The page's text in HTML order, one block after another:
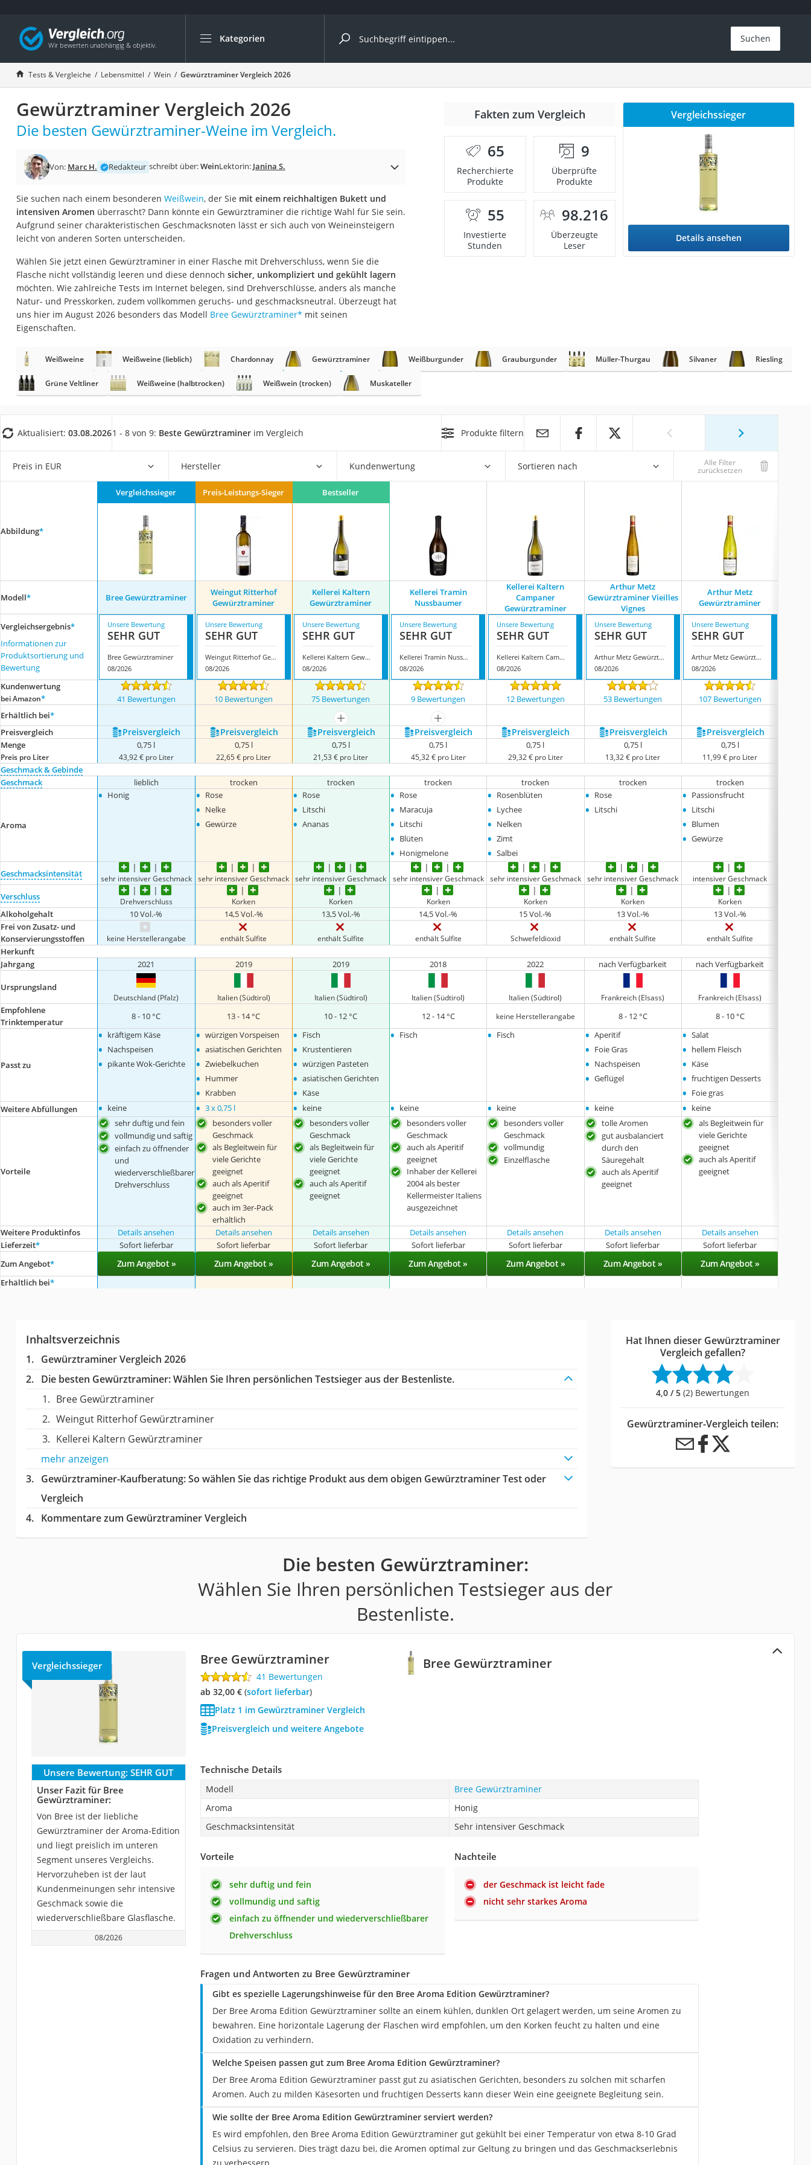
Kategorien
Die beliebtesten Vergleiche nach Kategorie
Lebensmittel
Schwarzkümmelöl
Knäckebrot
Schwarzkümmelöl-Kapseln
Eiklar
Balsamico-Essig
Schwarzkümmelöl bio
Honig
Gemüsebrühe
Eiskaffee-Pulver
Irischer Whiskey
Matcha-Set
MCT-Öl
Erythrit
Service
Suchen
Tests & Vergleiche Lebensmittel Wein Gewürztraminer Vergleich 2026
Gewürztraminer Vergleich 2026
Die besten Gewürztraminer-Weine im Vergleich.
Von: Marc H. Redakteur schreibt über:WeinLektorin: Janina S.
Sie suchen nach einem besonderen Weißwein, der Sie mit einem reichhaltigen Bukett und
intensiven Aromen überrascht? Dann könnte ein Gewürztraminer die richtige Wahl für Sie sein.
Aufgrund seiner charakteristischen Geschmacksnoten lässt er sich auch von Weineinsteigern
leicht von anderen Sorten unterscheiden.
Wählen Sie jetzt einen Gewürztraminer in einer Flasche mit Drehverschluss, wenn Sie die
Flasche nicht vollständig leeren und diese dennoch sicher, unkompliziert und gekühlt lagern
möchten. Wie zahlreiche Tests im Internet belegen, sind Drehverschlüsse, anders als manche
Natur- und Presskorken, zudem vollkommen geruchs- und geschmacksneutral. Überzeugt hat
uns hier im August 2026 besonders das Modell Bree Gewürztraminer* mit seinen
Eigenschaften.
Fakten zum Vergleich
65
Recherchierte
Produkte
9
Überprüfte
Produkte
55
Investierte
Stunden
98.216
Überzeugte
Leser
Vergleichssieger
Details ansehen
Weißweine Weißweine (lieblich) Chardonnay Gewürztraminer Weißburgunder Grauburgunder Müller-Thurgau Silvaner Riesling
Grüne Veltliner Weißweine (halbtrocken) Weißwein (trocken) Muskateller
Aktualisiert: 03.08.20261 - 8 von 9: Beste Gewürztraminer im Vergleich Produkte filtern
Preis in EUR Hersteller Kundenwertung Sortieren nach Alle Filter
zurücksetzen
Abbildung*
Vergleichssieger Preis-Leistungs-Sieger Bestseller
Modell* Bree Gewürztraminer
Weingut Ritterhof
Gewürztraminer
Kellerei Kaltern
Gewürztraminer
Kellerei Tramin
Nussbaumer
Kellerei Kaltern
Campaner
Gewürztraminer
Arthur Metz
Gewürztraminer Vieilles
Vignes
Arthur Metz
Gewürztraminer
Vergleichsergebnis*
Informationen zur
Produktsortierung und
Bewertung
Unsere Bewertung
SEHR GUT
Bree Gewürztraminer
08/2026
Unsere Bewertung
SEHR GUT
Weingut Ritterhof Gewürztraminer
08/2026
Unsere Bewertung
SEHR GUT
Kellerei Kaltern Gewürztraminer
08/2026
Unsere Bewertung
SEHR GUT
Kellerei Tramin Nussbaumer
08/2026
Unsere Bewertung
SEHR GUT
Kellerei Kaltern Campaner Gewürztraminer
08/2026
Unsere Bewertung
SEHR GUT
Arthur Metz Gewürztraminer Vieilles Vignes
08/2026
Unsere Bewertung
SEHR GUT
Arthur Metz Gewürztraminer
08/2026
Kundenwertung
bei Amazon* 41 Bewertungen 10 Bewertungen 75 Bewertungen 9 Bewertungen 12 Bewertungen 53 Bewertungen 107 Bewertungen
Erhältlich bei*
mehr anzeigen
mehr anzeigen
Preis­vergleich
Preis­vergleich Preis­vergleich Preis­vergleich Preis­vergleich Preis­vergleich Preis­vergleich Preis­vergleich
Menge
Preis pro Liter
0,75 l
43,92 € pro Liter
0,75 l
22,65 € pro Liter
0,75 l
21,53 € pro Liter
0,75 l
45,32 € pro Liter
0,75 l
29,32 € pro Liter
0,75 l
13,32 € pro Liter
0,75 l
11,99 € pro Liter
Geschmack & Gebinde
Geschmack
lieblich trocken trocken trocken trocken trocken trocken
Aroma
• Honig • Rose
• Nelke
• Gewürze
• Rose
• Litschi
• Ananas
• Rose
• Maracuja
• Litschi
• Blüten
• Honigmelone
• Rosenblüten
• Lychee
• Nelken
• Zimt
• Salbei
• Rose
• Litschi
• Passionsfrucht
• Litschi
• Blumen
• Gewürze
Geschmacksintensität sehr intensiver Geschmack sehr intensiver Geschmack sehr intensiver Geschmack sehr intensiver Geschmack sehr intensiver Geschmack sehr intensiver Geschmack intensiver Geschmack
Verschluss Drehverschluss Korken Korken Korken Korken Korken Korken
Alkoholgehalt 10 Vol.-% 14,5 Vol.-% 13,5 Vol.-% 14,5 Vol.-% 15 Vol.-% 13 Vol.-% 13 Vol.-%
Frei von Zusatz- und
Konservierungsstoffen
keine Herstellerangabe enthält Sulfite enthält Sulfite enthält Sulfite Schwefeldioxid enthält Sulfite enthält Sulfite
Herkunft
Jahrgang
2021 2019 2019 2018 2022 nach Verfügbarkeit nach Verfügbarkeit
Ursprungsland
Deutschland (Pfalz) Italien (Südtirol) Italien (Südtirol) Italien (Südtirol) Italien (Südtirol) Frankreich (Elsass) Frankreich (Elsass)
Empfohlene
Trinktemperatur
8 - 10 °C 13 - 14 °C 10 - 12 °C 12 - 14 °C keine Herstellerangabe 8 - 12 °C 8 - 10 °C
Passt zu
• kräftigem Käse
• Nachspeisen
• pikante Wok-Gerichte
• würzigen Vorspeisen
• asiatischen Gerichten
• Zwiebelkuchen
• Hummer
• Krabben
• Fisch
• Krustentieren
• würzigen Pasteten
• asiatischen Gerichten
• Käse
• Fisch • Fisch • Aperitif
• Foie Gras
• Nachspeisen
• Geflügel
• Salat
• hellem Fleisch
• Käse
• fruchtigen Desserts
• Foie gras
Weitere Abfüllungen • keine • 3 x 0,75 l • keine • keine • keine • keine • keine
Vorteile
sehr duftig und fein
vollmundig und saftig
einfach zu öffnender
und
wiederverschließbarer
Drehverschluss
besonders voller
Geschmack
als Begleitwein für
viele Gerichte
geeignet
auch als Aperitif
geeignet
auch im 3er-Pack
erhältlich
besonders voller
Geschmack
als Begleitwein für
viele Gerichte
geeignet
auch als Aperitif
geeignet
besonders voller
Geschmack
auch als Aperitif
geeignet
Inhaber der Kellerei
2004 als bester
Kellermeister Italiens
ausgezeichnet
besonders voller
Geschmack
vollmundig
Einzelflasche
tolle Aromen
gut ausbalanciert
durch den
Säuregehalt
auch als Aperitif
geeignet
als Begleitwein für
viele Gerichte
geeignet
auch als Aperitif
geeignet
Weitere Produktinfos Details ansehen Details ansehen Details ansehen Details ansehen Details ansehen Details ansehen
Details ansehen
Lieferzeit* Sofort lieferbar Sofort lieferbar Sofort lieferbar Sofort lieferbar Sofort lieferbar Sofort lieferbar Sofort lieferbar
Zum Angebot* Zum Angebot » Zum Angebot » Zum Angebot » Zum Angebot » Zum Angebot » Zum Angebot » Zum Angebot »
Erhältlich bei*
Inhaltsverzeichnis
Gewürztraminer Vergleich 2026
Die besten Gewürztraminer:Wählen Sie Ihren persönlichen Testsieger aus der Bestenliste.
Bree Gewürztraminer
Weingut Ritterhof Gewürztraminer
Kellerei Kaltern Gewürztraminer
mehr anzeigen
Gewürztraminer-Kaufberatung: So wählen Sie das richtige Produkt aus dem obigen Gewürztraminer Test oder
Vergleich
Kommentare zum Gewürztraminer Vergleich
Hat Ihnen dieser Gewürztraminer
Vergleich gefallen?
4,0 / 5 (2) Bewertungen
Gewürztraminer-Vergleich teilen:
Die besten Gewürztraminer:
Wählen Sie Ihren persönlichen Testsieger aus der
Bestenliste.
Bree Gewürztraminer
Vergleichssieger Bree Gewürztraminer
41 Bewertungen
ab 32,00 €( Sofort lieferbar)
Platz 1 im Gewürztraminer Vergleich
Preisvergleich und weitere Angebote
Unsere Bewertung: SEHR GUT
Unser Fazit für Bree
Gewürztraminer:
Von Bree ist der liebliche
Gewürztraminer der Aroma-Edition
und liegt preislich im unteren
Segment unseres Vergleichs.
Hervorzuheben ist der laut
Kundenmeinungen sehr intensive
Geschmack sowie die
wiederverschließbare Glasflasche.
08/2026
Technische Details
Modell
Bree Gewürztraminer
Aroma
Honig
Geschmacksintensität
Sehr intensiver Geschmack
Vorteile
sehr duftig und fein
vollmundig und saftig
einfach zu öffnender und wiederverschließbarer
Drehverschluss
Nachteile
der Geschmack ist leicht fade
nicht sehr starkes Aroma
Fragen und Antworten zu Bree Gewürztraminer
Gibt es spezielle Lagerungshinweise für den Bree Aroma Edition Gewürztraminer?
Der Bree Aroma Edition Gewürztraminer sollte an einem kühlen, dunklen Ort gelagert werden, um seine Aromen zu
bewahren. Eine horizontale Lagerung der Flaschen wird empfohlen, um den Korken feucht zu halten und eine
Oxidation zu verhindern.
Welche Speisen passen gut zum Bree Aroma Edition Gewürztraminer?
Der Bree Aroma Edition Gewürztraminer passt gut zu asiatischen Gerichten, besonders zu solchen mit scharfen
Aromen. Auch zu milden Käsesorten und fruchtigen Desserts kann dieser Wein eine geeignete Begleitung sein.
Wie sollte der Bree Aroma Edition Gewürztraminer serviert werden?
Es wird empfohlen, den Bree Aroma Edition Gewürztraminer gut gekühlt bei einer Temperatur von etwa 8-10 Grad
Celsius zu servieren. Dies trägt dazu bei, die Aromen optimal zur Geltung zu bringen und das Geschmackserlebnis